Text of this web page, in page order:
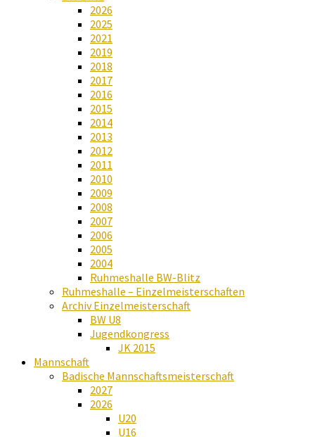
2026
2025
2021
2019
2018
2017
2016
2015
2014
2013
2012
2011
2010
2009
2008
2007
2006
2005
2004
Ruhmeshalle BW-Blitz
Ruhmeshalle – Einzelmeisterschaften
Archiv Einzelmeisterschaft
BW U8
Jugendkongress
JK 2015
Mannschaft
Badische Mannschaftsmeisterschaft
2027
2026
U20
U16